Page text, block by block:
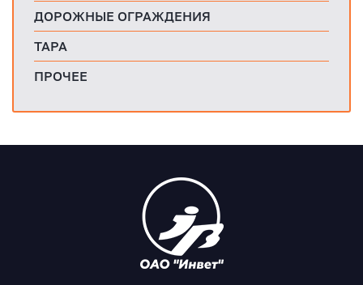
ДОРОЖНЫЕ ОГРАЖДЕНИЯ
ТАРА
ПРОЧЕЕ